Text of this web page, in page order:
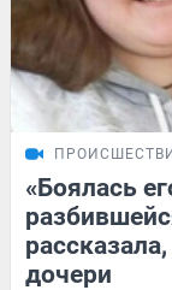
«Боялась
дочери